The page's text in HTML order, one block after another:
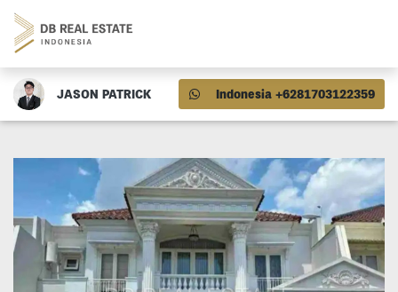
JASON PATRICK Indonesia +6281703122359